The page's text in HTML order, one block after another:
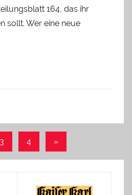
164, das ihr
sollt. Wer eine neue
3 4
Nächste
»